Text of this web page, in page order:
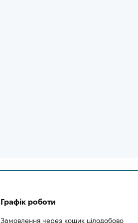
Графік роботи
Замовлення через кошик цілодобово